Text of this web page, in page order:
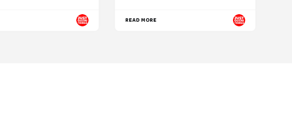
READ MORE